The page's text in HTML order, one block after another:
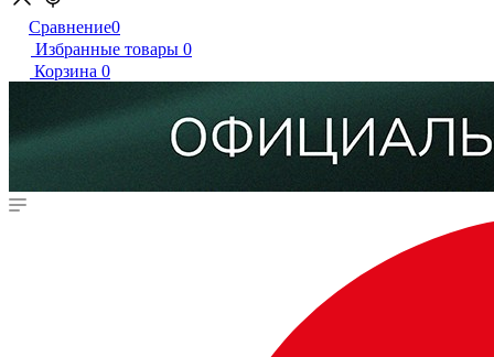
Сравнение0
Избранные товары 0
Корзина 0